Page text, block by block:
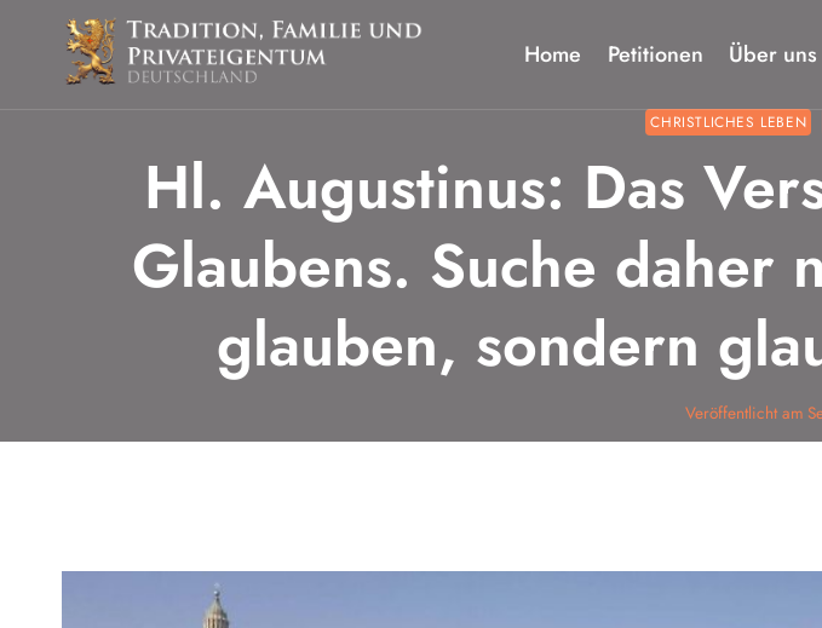
springen
Home Petitionen Über uns
CHRISTLICHES LEBEN
Hl. Augustinus: Das
Glaubens. Suche daher
glauben, sondern
Veröffentlicht am